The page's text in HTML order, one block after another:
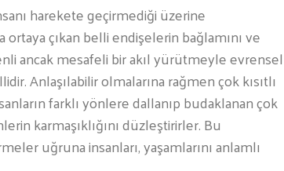
harekete geçirmediği üzerine
çıkan belli endişelerin bağlamını ve
ancak mesafeli bir akıl yürütmeyle evrensel
Anlaşılabilir olmalarına rağmen çok kısıtlı
farklı yönlere dallanıp budaklanan çok
karmaşıklığını düzleştirirler. Bu
uğruna insanları, yaşamlarını anlamlı